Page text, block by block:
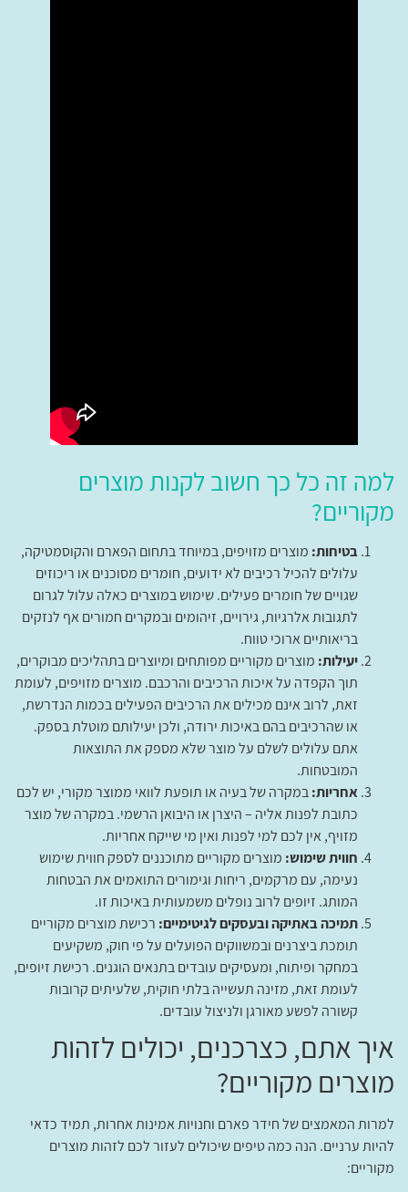
למה זה כל כך חשוב לקנות מוצרים
מקוריים?
בטיחות: מוצרים מזויפים, במיוחד בתחום הפארם והקוסמטיקה,
עלולים להכיל רכיבים לא ידועים, חומרים מסוכנים או ריכוזים
שגויים של חומרים פעילים. שימוש במוצרים כאלה עלול לגרום
לתגובות אלרגיות, גירויים, זיהומים ובמקרים חמורים אף לנזקים
בריאותיים ארוכי טווח.
יעילות: מוצרים מקוריים מפותחים ומיוצרים בתהליכים מבוקרים,
תוך הקפדה על איכות הרכיבים והרכבם. מוצרים מזויפים, לעומת
זאת, לרוב אינם מכילים את הרכיבים הפעילים בכמות הנדרשת,
או שהרכיבים בהם באיכות ירודה, ולכן יעילותם מוטלת בספק.
אתם עלולים לשלם על מוצר שלא מספק את התוצאות
המובטחות.
אחריות:במקרה של בעיה או תופעת לוואי ממוצר מקורי, יש לכם
כתובת לפנות אליה – היצרן או היבואן הרשמי. במקרה של מוצר
מזויף, אין לכם למי לפנות ואין מי שייקח אחריות.
חווית שימוש: מוצרים מקוריים מתוכננים לספק חווית שימוש
נעימה, עם מרקמים, ריחות וגימורים התואמים את הבטחות
המותג. זיופים לרוב נופלים משמעותית באיכות זו.
תמיכה באתיקה ובעסקים לגיטימיים: רכישת מוצרים מקוריים
תומכת ביצרנים ובמשווקים הפועלים על פי חוק, משקיעים
במחקר ופיתוח, ומעסיקים עובדים בתנאים הוגנים. רכישת זיופים,
לעומת זאת, מזינה תעשייה בלתי חוקית, שלעיתים קרובות
קשורה לפשע מאורגן ולניצול עובדים.
איך אתם, כצרכנים, יכולים לזהות
מוצרים מקוריים?
למרות המאמצים של חידר פארם וחנויות אמינות אחרות, תמיד כדאי
להיות ערניים. הנה כמה טיפים שיכולים לעזור לכם לזהות מוצרים
מקוריים: